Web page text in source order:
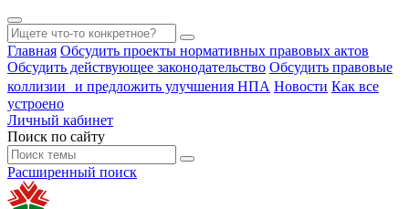
Главная Обсудить проекты нормативных правовых актов
Обсудить действующее законодательство Обсудить правовые
коллизии и предложить улучшения НПА Новости Как все
устроено
Личный кабинет
Поиск по сайту
Расширенный поиск